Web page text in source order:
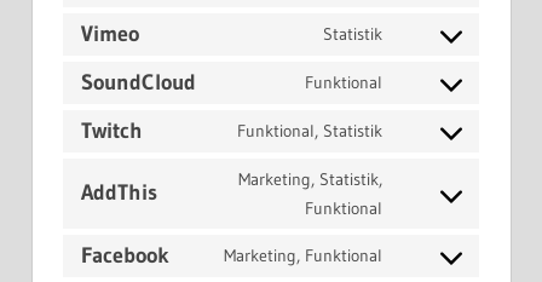
service
Vimeo Statistik
Consent
vimeo
SoundCloud Funktional
Consent
Twitch Funktional, Statistik
Consent
service
AddThis
Marketing, Statistik,
Funktional
Consent
service
Facebook Marketing, Funktional
Consent